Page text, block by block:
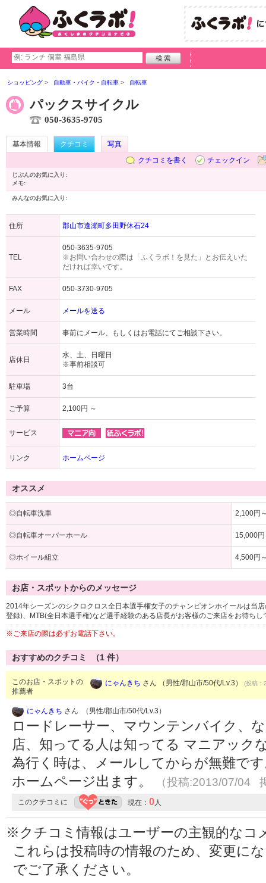
ショッピング 自動車・バイク・自転車 自転車
パックスサイクル
050-3635-9705
基本情報 クチコミ
写真
クチコミを書く
チェックイン
じぶんのお気に入り:
メモ:
みんなのお気に入り:
住所 郡山市逢瀬町多田野休石24
TEL
050-3635-9705
※お問い合わせの際は「ふくラボ！を見た」とお伝えいた
だければ幸いです。
FAX 050-3730-9705
メール メールを送る
営業時間 事前にメール、もしくはお電話にてご相談下さい。
店休日
水、土、日曜日
※事前相談可
駐車場 3台
ご予算 2,100円 ～
サービス
リンク ホームページ
オススメ
◎自転車洗車 2,100円
◎自転車オーバーホール 15,000
◎ホイール組立 4,500円
お店・スポットからのメッセージ
2014年シーズンのシクロクロス全日本選手権女子のチャンピオンホイールは当
登録)、MTB(全日本選手権)など選手経験のある店長がお客様のご来店をお待ちし
※ご来店の際は必ずお電話下さい。
おすすめのクチコミ （1 件）
このお店・スポットの
推薦者
にゃんきち さん （男性/郡山市/50代/Lv.3） (投稿
にゃんきち さん （男性/郡山市/50代/Lv.3）
ロードレーサー、マウンテンバイク、
店、知ってる人は知ってる マニアック
為行く時は、メールしてからが無難で
ホームページ出ます。
（投稿:2013/07/04
このクチコミに 現在： 0人
※クチコミ情報はユーザーの主観的なコ
これらは投稿時の情報のため、変更に
でご了承ください。